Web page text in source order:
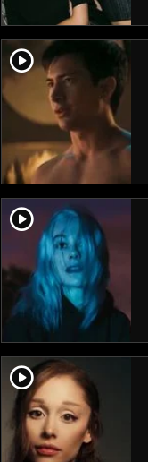
player2
player2
player2